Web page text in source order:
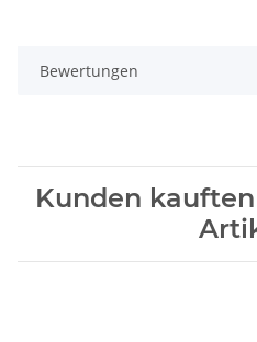
Bewertungen
Kunden